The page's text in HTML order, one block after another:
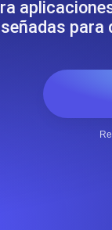
web y APIs. Gratis
jobs y tareas